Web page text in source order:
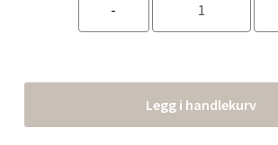
Legg i handlekurv